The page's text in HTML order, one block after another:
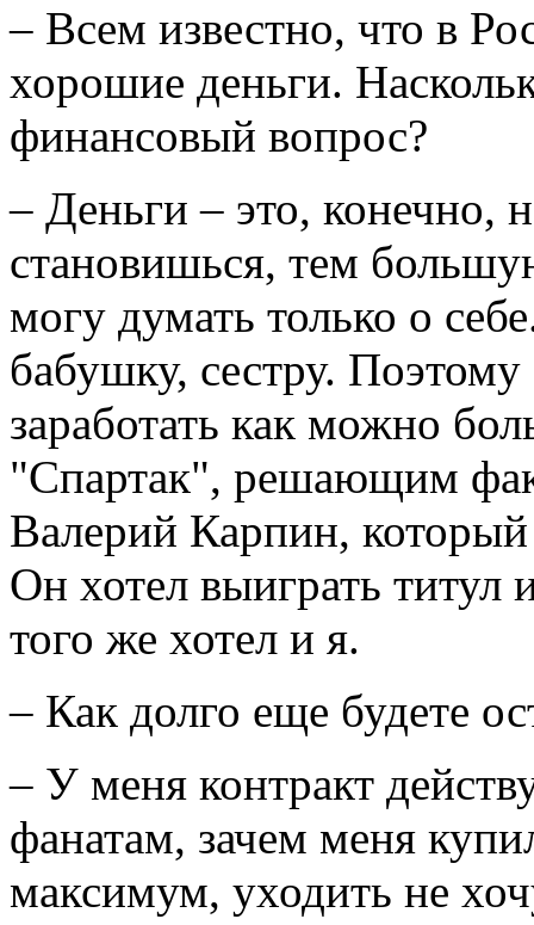
– Всем известно, что в
хорошие деньги.
финансовый вопрос?
– Деньги – это, конечно,
становишься, тем
могу думать только о
бабушку, сестру.
заработать как можно
"Спартак", решающим
Валерий Карпин,
Он хотел выиграть титул
того же хотел и я.
– Как долго еще будете
– У меня контракт
фанатам, зачем меня
максимум, уходить не